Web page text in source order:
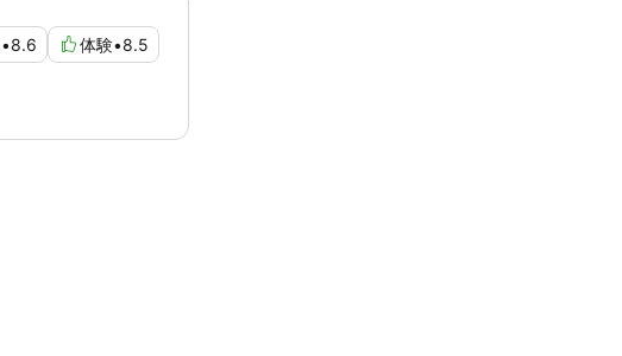
•8.6 体験•8.5